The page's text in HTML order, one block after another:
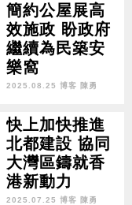
簡約公屋展高
效施政 盼政府
繼續為民築安
樂窩
2025.08.25 博客 陳勇
快上加快推進
北都建設 協同
大灣區鑄就香
港新動力
2025.07.25 博客 陳勇